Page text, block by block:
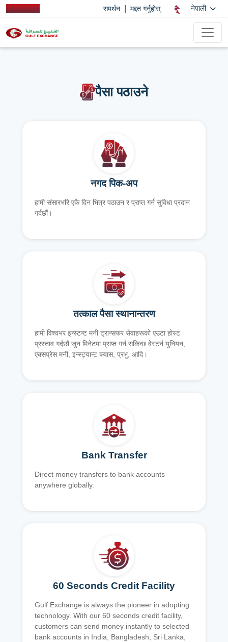
समर्थन मद्दत गर्नुहोस् नेपाली
पैसा पठाउने
नगद पिक-अप
हामी संसारभरि एकै दिन भित्र पठाउन र प्राप्त गर्न सुविधा प्रदान
गर्दछौं।
तत्काल पैसा स्थानान्तरण
हामी विश्वभर इन्स्टन्ट मनी ट्रान्सफर सेवाहरूको एउटा होस्ट
प्रस्ताव गर्दछौं जुन मिनेटमा प्राप्त गर्न सकिन्छ वेस्टर्न युनियन,
एक्सप्रेस मनी, इन्स्ट्यान्ट क्यास, प्रभु, आदि।
Bank Transfer
Direct money transfers to bank accounts
anywhere globally.
60 Seconds Credit Facility
Gulf Exchange is always the pioneer in adopting
technology. With our 60 seconds credit facility,
customers can send money instantly to selected
bank accounts in India, Bangladesh, Sri Lanka,